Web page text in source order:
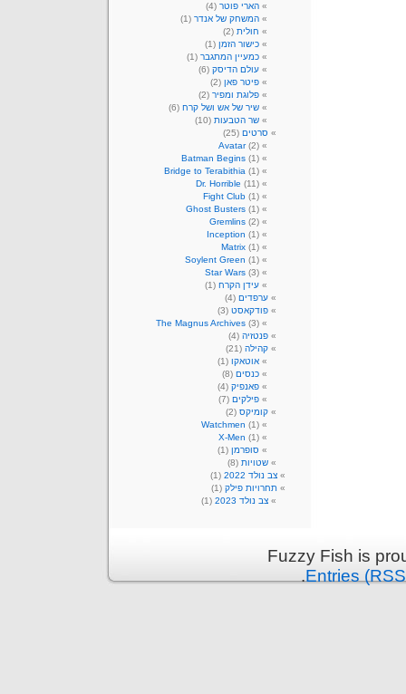
הארי פוטר (4)
המשחק של אנדר (1)
חולית (2)
כישור הזמן (1)
כמעיין המתגבר (1)
עולם הדיסק (6)
פיטר פאן (2)
פלוגת ומפיר (2)
שיר של אש ושל קרח (6)
שר הטבעות (10)
סרטים (25)
Avatar(2)
Batman Begins (1)
Bridge to Terabithia (1)
Dr. Horrible (11)
Fight Club (1)
Ghost Busters (1)
Gremlins (2)
Inception (1)
Matrix (1)
Soylent Green (1)
Star Wars (3)
עידן הקרח (1)
ערפדים (4)
פודקאסט (3)
The Magnus Archives (3)
פנטזיה (4)
קהילה (21)
אוטאקו (1)
כנסים (8)
פאנפיק (4)
פילקים (7)
קומיקס (2)
Watchmen (1)
X-Men (1)
סופרמן (1)
שטויות (8)
צב נולד 2022
(1)
תחרויות פילק (1)
צב נולד 2023
(1)
Fuzzy Fish is
Entries
.